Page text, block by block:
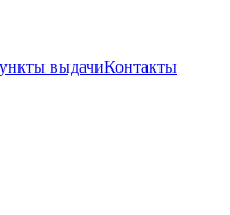
выдачиКонтакты